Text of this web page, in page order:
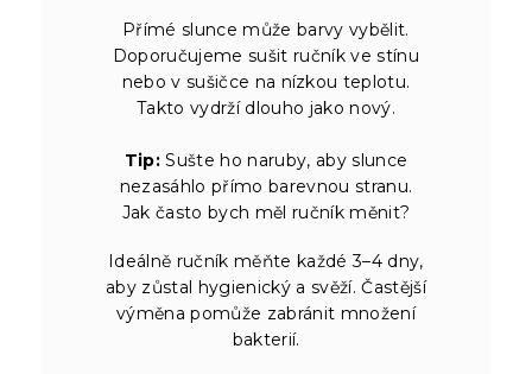
Přímé slunce může barvy vybělit.
Doporučujeme sušit ručník ve stínu
nebo v sušičce na nízkou teplotu.
Takto vydrží dlouho jako nový.
Tip: Sušte ho naruby, aby slunce
nezasáhlo přímo barevnou stranu.
Jak často bych měl ručník měnit?
Ideálně ručník měňte každé 3–4 dny,
aby zůstal hygienický a svěží. Častější
výměna pomůže zabránit množení
bakterií.